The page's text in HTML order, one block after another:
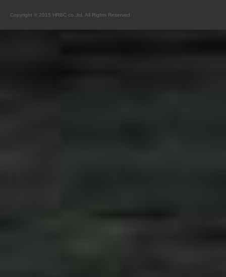
Copyright © 2015 HRBC co.,ltd. All Rights Reserved.